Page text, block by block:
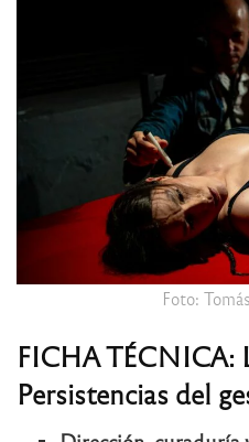
Foto:
FICHA TÉCNICA:
Persistencias del